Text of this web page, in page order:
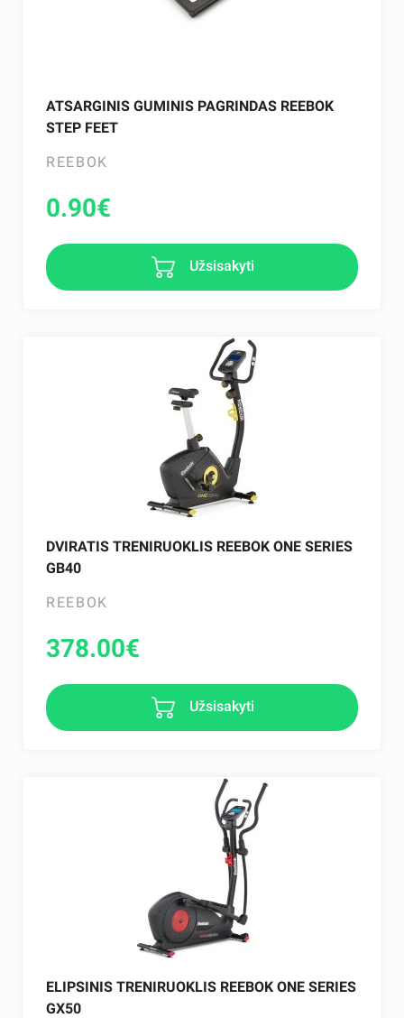
ATSARGINIS GUMINIS PAGRINDAS REEBOK
STEP FEET
REEBOK
0.90€
Užsisakyti
DVIRATIS TRENIRUOKLIS REEBOK ONE SERIES
GB40
REEBOK
378.00€
Užsisakyti
ELIPSINIS TRENIRUOKLIS REEBOK ONE SERIES
GX50